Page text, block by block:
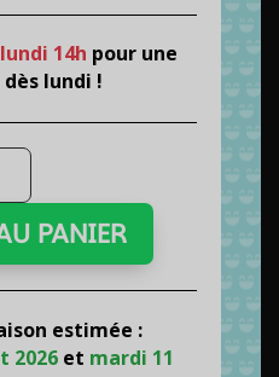
14h pour une
lundi !
PANIER
estimée :
2026et mardi 11